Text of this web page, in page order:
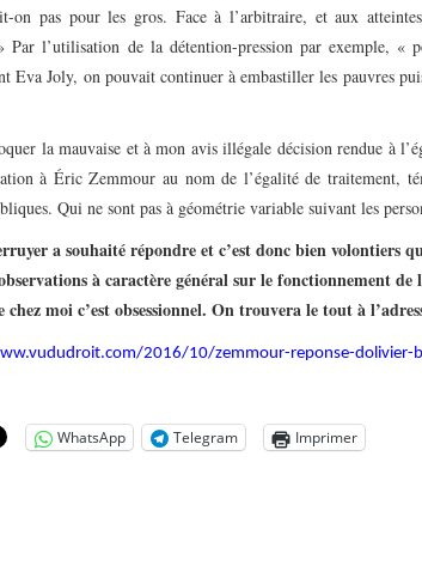
on pas pour les gros. Face à l’arbitraire, et aux
Par l’utilisation de la détention-pression par exemple, «
Eva Joly, on pouvait continuer à embastiller les pauvres
la mauvaise et à mon avis illégale décision rendue à
à Éric Zemmour au nom de l’égalité de traitement,
Qui ne sont pas à géométrie variable suivant les
a souhaité répondre et c’est donc bien volontiers
à caractère général sur le fonctionnement
chez moi c’est obsessionnel. On trouvera le tout à
2016/10/zemmour-reponse-dolivier-
WhatsApp
Telegram Imprimer